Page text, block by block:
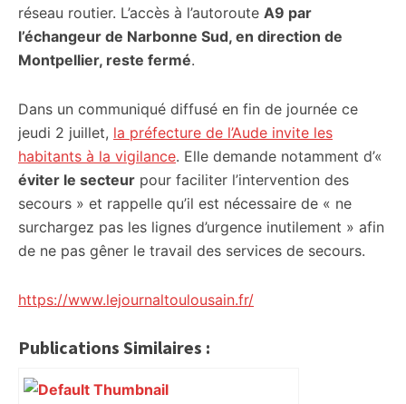
réseau routier. L’accès à l’autoroute A9 par
l’échangeur de Narbonne Sud, en direction de
Montpellier, reste fermé.
Dans un communiqué diffusé en fin de journée ce
jeudi 2 juillet, la préfecture de l’Aude invite les
habitants à la vigilance. Elle demande notamment d’«
éviter le secteur pour faciliter l’intervention des
secours » et rappelle qu’il est nécessaire de « ne
surchargez pas les lignes d’urgence inutilement » afin
de ne pas gêner le travail des services de secours.
https://www.lejournaltoulousain.fr/
Publications Similaires :